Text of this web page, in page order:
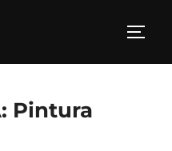
Pintura